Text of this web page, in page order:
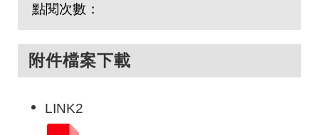
點閱次數：
附件檔案下載
LINK2